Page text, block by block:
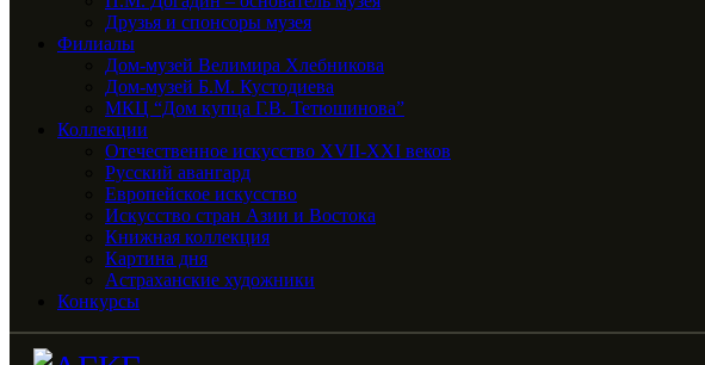
Друзья и спонсоры музея
Филиалы
Дом-музей Велимира Хлебникова
Дом-музей Б.М. Кустодиева
МКЦ “Дом купца Г.В. Тетюшинова”
Коллекции
Отечественное искусство XVII-XXI веков
Русский авангард
Европейское искусство
Искусство стран Азии и Востока
Книжная коллекция
Картина дня
Астраханские художники
Конкурсы